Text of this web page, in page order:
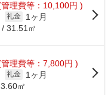
理費等：10,100円 )
礼金
1ヶ月
31.51㎡
理費等：7,800円 )
礼金
1ヶ月
㎡